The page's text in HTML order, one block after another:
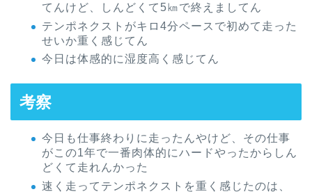
てんけど、しんどくて5㎞で終えましてん
テンポネクストがキロ4分ペースで初めて走った
せいか重く感じてん
今日は体感的に湿度高く感じてん
考察
今日も仕事終わりに走ったんやけど、その仕事
がこの1年で一番肉体的にハードやったからしん
どくて走れんかった
速く走ってテンポネクストを重く感じたのは、